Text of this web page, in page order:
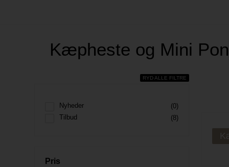
Kæpheste og Mini
RYD ALLE FILTRE
Nyheder
(0)
Tilbud
(8)
Pris